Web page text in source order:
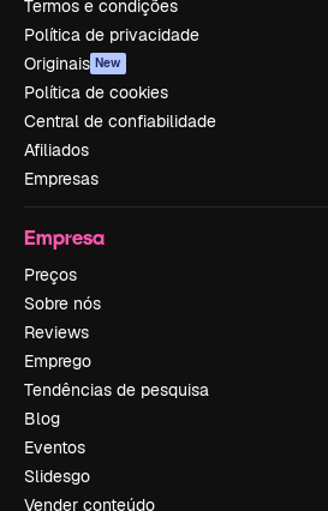
Termos e condições
Política de privacidade
Originais New
Política de cookies
Central de confiabilidade
Afiliados
Empresas
Empresa
Preços
Sobre nós
Reviews
Emprego
Tendências de pesquisa
Blog
Eventos
Slidesgo
Vender conteúdo